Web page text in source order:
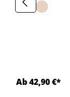
Ab 42,90 €*